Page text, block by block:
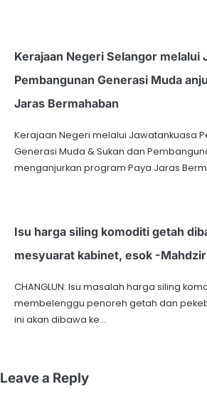
Kerajaan Negeri Selangor melalui
Pembangunan Generasi Muda
Jaras Bermahaban
Kerajaan Negeri melalui Jawatankuasa
Generasi Muda & Sukan dan
menganjurkan program Paya Jaras
Isu harga siling komoditi getah
mesyuarat kabinet, esok -
CHANGLUN: Isu masalah harga siling
membelenggu penoreh getah dan
ini akan dibawa ke…
Leave a Reply